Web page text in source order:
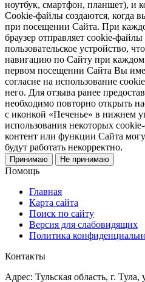
ноутбук, смартфон, планшет), и
Cookie-файлы создаются, когда
при посещении Сайта. При
браузер отправляет cookie-
пользовательское устройство,
навигацию по Сайту при
первом посещении Сайта Вы
согласие на использование
него. Для отзыва ранее
необходимо повторно открыть
с иконкой «Печенье» в нижнем
использования некоторых
контент или функции Сайта
будут работать некорректно.
Принимаю Не принимаю
Помощь
Главная
Карта сайта
Поиск по сайту
Версия для слабовидящих
Политика
Контакты
Адрес: Тульская область, г.